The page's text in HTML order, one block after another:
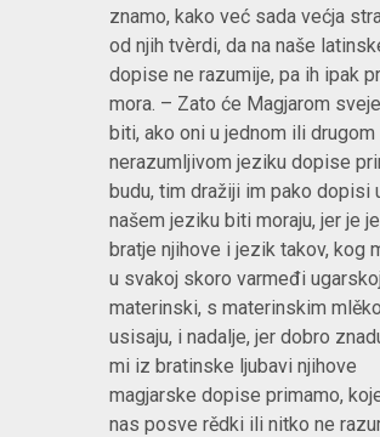
znamo, kako već sada većja
od njih tvèrdi, da na naše
dopise ne razumije, pa ih ipak
mora. – Zato će Magjarom
biti, ako oni u jednom ili drugom
nerazumljivom jeziku dopise
budu, tim dražiji im pako dopisi
našem jeziku biti moraju, jer je
bratje njihove i jezik takov, kog
u svakoj skoro varmeđi
materinski, s materinskim
usisaju, i nadalje, jer dobro
mi iz bratinske ljubavi njihove
magjarske dopise primamo,
nas posve rědki ili nitko ne